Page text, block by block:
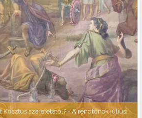
Krisztus szeretetétől? - A rendfőnök júliusi